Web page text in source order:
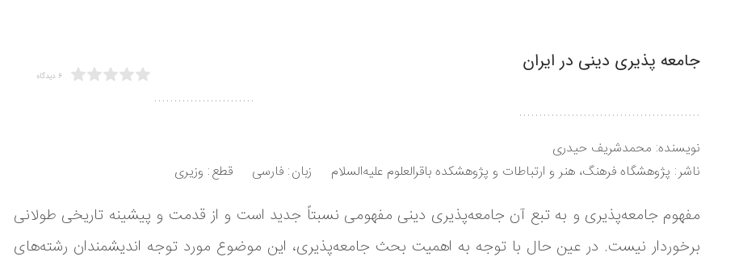
جامعه پذیری دینی در ایران
6 دیدگاه
.........................
.............................................
نویسنده: محمدشریف حیدری
ناشر پژوهشگاه فرهنگ، هنر و ارتباطات و پژوهشکده باقرالعلوم علیه‌السلام زبان فارسی قطع وزیری
مفهوم جامعه‌پذیری و به تبع آن جامعه‌پذیری دینی مفهومی نسبتاً جدید است و از قدمت و پیشینه تاریخی طولانی
برخوردار نیست. در عین حال با توجه به اهمیت بحث جامعه‌پذیری، این موضوع مورد توجه اندیشمندان رشته‌های